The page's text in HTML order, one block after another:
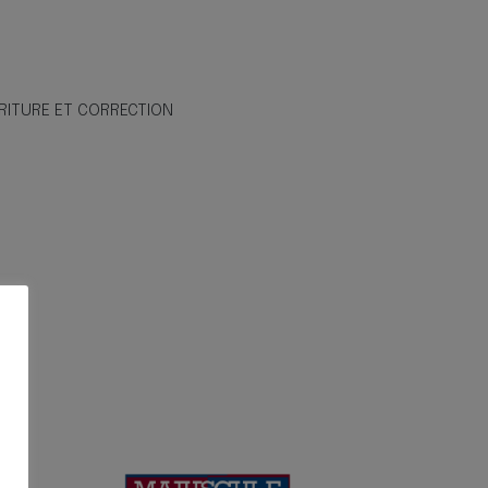
ET CORRECTION